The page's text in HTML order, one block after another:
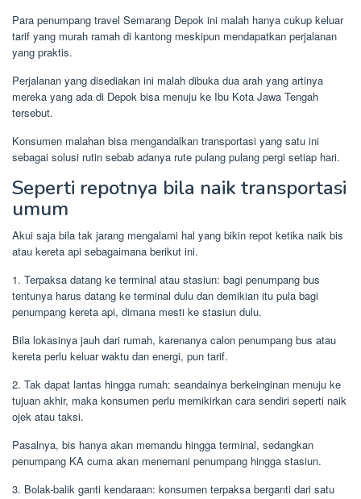
Para penumpang travel Semarang Depok ini malah hanya cukup keluar
tarif yang murah ramah di kantong meskipun mendapatkan perjalanan
yang praktis.
Perjalanan yang disediakan ini malah dibuka dua arah yang artinya
mereka yang ada di Depok bisa menuju ke Ibu Kota Jawa Tengah
tersebut.
Konsumen malahan bisa mengandalkan transportasi yang satu ini
sebagai solusi rutin sebab adanya rute pulang pulang pergi setiap hari.
Seperti repotnya bila naik transportasi
umum
Akui saja bila tak jarang mengalami hal yang bikin repot ketika naik bis
atau kereta api sebagaimana berikut ini.
1. Terpaksa datang ke terminal atau stasiun: bagi penumpang bus
tentunya harus datang ke terminal dulu dan demikian itu pula bagi
penumpang kereta api, dimana mesti ke stasiun dulu.
Bila lokasinya jauh dari rumah, karenanya calon penumpang bus atau
kereta perlu keluar waktu dan energi, pun tarif.
2. Tak dapat lantas hingga rumah: seandainya berkeinginan menuju ke
tujuan akhir, maka konsumen perlu memikirkan cara sendiri seperti naik
ojek atau taksi.
Pasalnya, bis hanya akan memandu hingga terminal, sedangkan
penumpang KA cuma akan menemani penumpang hingga stasiun.
3. Bolak-balik ganti kendaraan: konsumen terpaksa berganti dari satu